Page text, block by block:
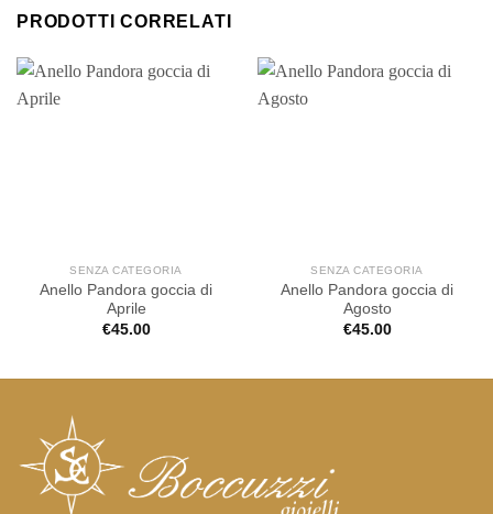
PRODOTTI CORRELATI
SENZA CATEGORIA
Anello Pandora goccia di
Aprile
€45.00
SENZA CATEGORIA
Anello Pandora goccia di
Agosto
€45.00